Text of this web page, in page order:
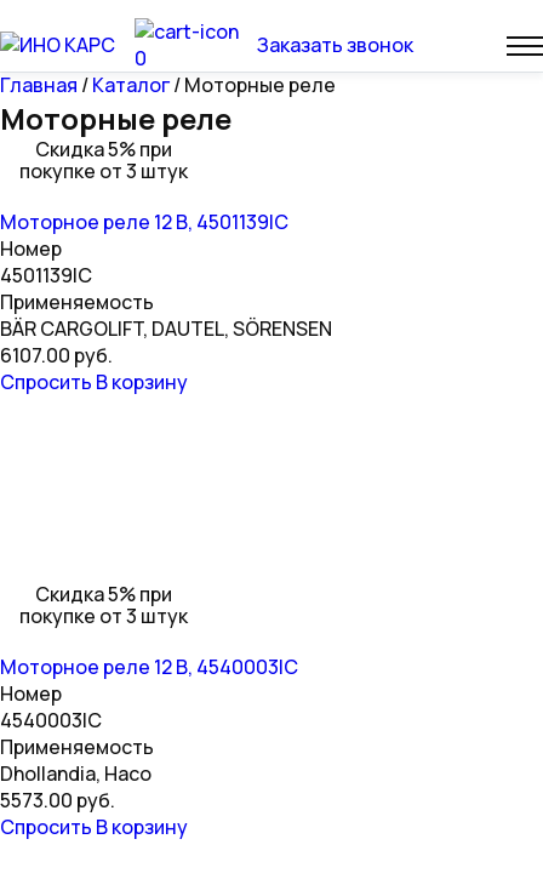
0
Заказать звонок
Главная /Каталог/ Моторные реле
Моторные реле
Скидка 5% при
покупке от 3 штук
Моторное реле 12 В, 4501139IC
Номер
4501139IC
Применяемость
BÄR CARGOLIFT, DAUTEL, SÖRENSEN
6107.00 руб.
Спросить В корзину
Скидка 5% при
покупке от 3 штук
Моторное реле 12 В, 4540003IC
Номер
4540003IC
Применяемость
Dhollandia, Haco
5573.00 руб.
Спросить В корзину